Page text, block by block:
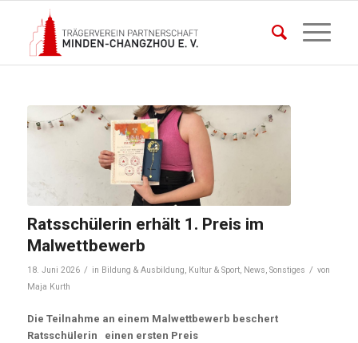
Ratsschülerin erhält 1. Preis im
Malwettbewerb
18. Juni 2026 / in Bildung & Ausbildung, Kultur & Sport, News, Sonstiges / von
Maja Kurth
Die Teilnahme an einem Malwettbewerb beschert
Ratsschülerin einen ersten Preis